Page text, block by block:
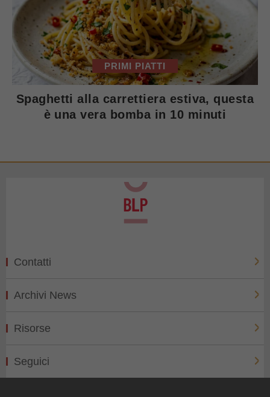
PRIMI PIATTI
Spaghetti alla carrettiera estiva, questa
è una vera bomba in 10 minuti
Contatti
Archivi News
Risorse
Seguici